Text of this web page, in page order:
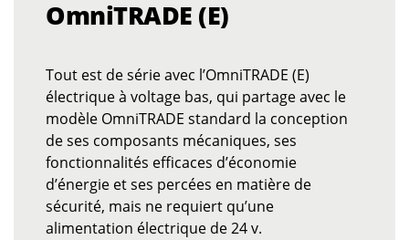
OmniTRADE (E)
Tout est de série avec l’OmniTRADE (E)
électrique à voltage bas, qui partage avec le
modèle OmniTRADE standard la conception
de ses composants mécaniques, ses
fonctionnalités efficaces d’économie
d’énergie et ses percées en matière de
sécurité, mais ne requiert qu’une
alimentation électrique de 24 v.